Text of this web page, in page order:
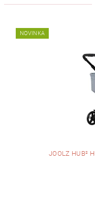
NOVINKA
JOOLZ HUB²